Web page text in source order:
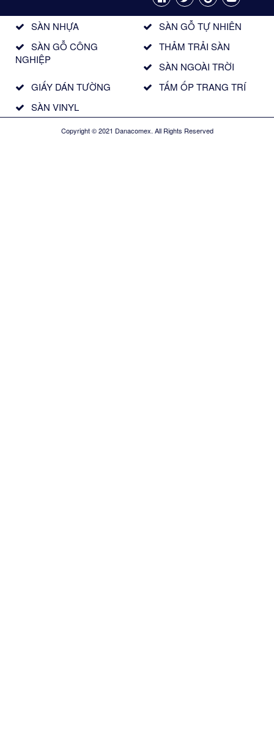
SÀN NHỰA
SÀN GỖ TỰ NHIÊN
SÀN GỖ CÔNG
NGHIỆP
THẢM TRẢI SÀN
SÀN NGOÀI TRỜI
GIẤY DÁN TƯỜNG
TẤM ỐP TRANG TRÍ
SÀN VINYL
Copyright © 2021 Danacomex. All Rights Reserved